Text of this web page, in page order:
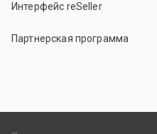
Интерфейс reSeller
Партнерская программа